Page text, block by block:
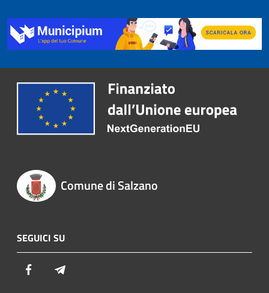
Comune di Salzano
SEGUICI SU
Facebook